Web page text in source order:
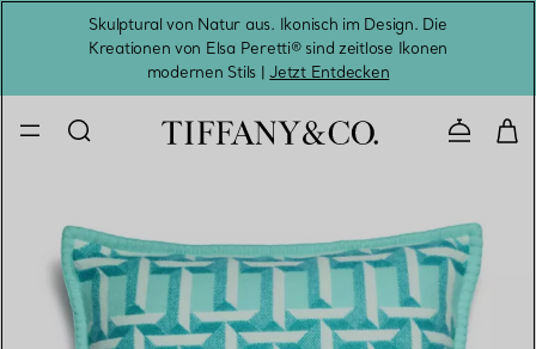
Skulptural von Natur aus. Ikonisch im Design. Die
Kreationen von Elsa Peretti® sind zeitlose Ikonen
modernen Stils |Jetzt Entdecken